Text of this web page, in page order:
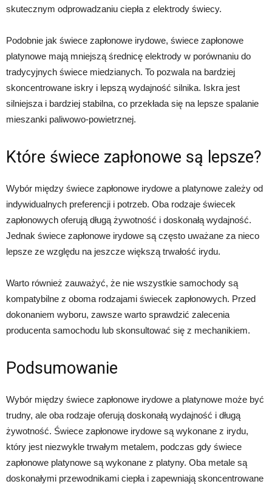
skutecznym odprowadzaniu ciepła z elektrody świecy.
Podobnie jak świece zapłonowe irydowe, świece zapłonowe
platynowe mają mniejszą średnicę elektrody w porównaniu do
tradycyjnych świece miedzianych. To pozwala na bardziej
skoncentrowane iskry i lepszą wydajność silnika. Iskra jest
silniejsza i bardziej stabilna, co przekłada się na lepsze spalanie
mieszanki paliwowo-powietrznej.
Które świece zapłonowe są lepsze?
Wybór między świece zapłonowe irydowe a platynowe zależy od
indywidualnych preferencji i potrzeb. Oba rodzaje świecek
zapłonowych oferują długą żywotność i doskonałą wydajność.
Jednak świece zapłonowe irydowe są często uważane za nieco
lepsze ze względu na jeszcze większą trwałość irydu.
Warto również zauważyć, że nie wszystkie samochody są
kompatybilne z oboma rodzajami świecek zapłonowych. Przed
dokonaniem wyboru, zawsze warto sprawdzić zalecenia
producenta samochodu lub skonsultować się z mechanikiem.
Podsumowanie
Wybór między świece zapłonowe irydowe a platynowe może być
trudny, ale oba rodzaje oferują doskonałą wydajność i długą
żywotność. Świece zapłonowe irydowe są wykonane z irydu,
który jest niezwykle trwałym metalem, podczas gdy świece
zapłonowe platynowe są wykonane z platyny. Oba metale są
doskonałymi przewodnikami ciepła i zapewniają skoncentrowane